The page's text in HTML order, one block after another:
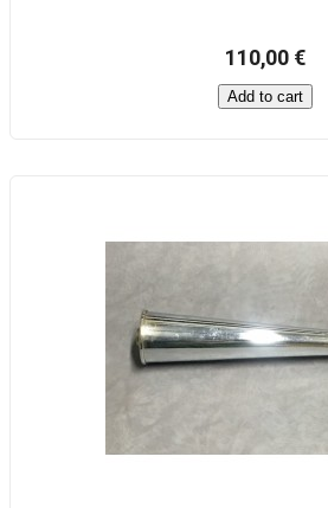
110,00 €
Add to cart